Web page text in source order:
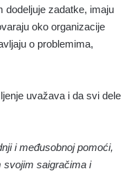
dodeljuje zadatke, imaju
oko organizacije
o problemima,
uvažava i da svi dele
i međusobnoj pomoći,
svojim saigračima i